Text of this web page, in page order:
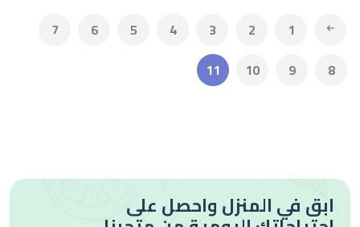
1
2
3
4
5
6
7
8
9
10
11
ابق في المنزل واحصل على